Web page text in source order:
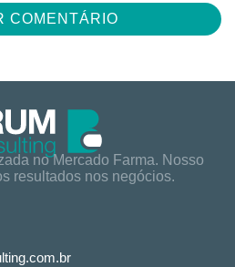
no Mercado Farma. Nosso
resultados nos negócios.